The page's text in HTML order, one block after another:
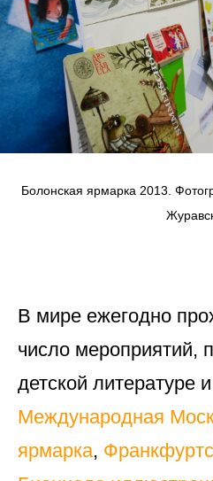
Болонская ярмарка 2013.
В мире ежегодно
число мероприятий,
детской литературе
Международная
ярмарка,